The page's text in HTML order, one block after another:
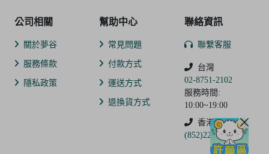
公司相關
關於夢谷
服務條款
隱私政策
幫助中心
常見問題
付款方式
運送方式
退換貨方式
聯絡資訊
聯繫客服
台灣
02-8751-2102
服務時間:
10:00~19:00
香港
(852)2250-9311